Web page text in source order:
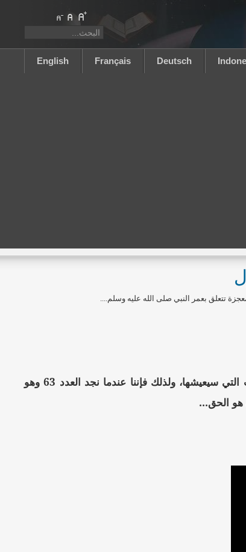
English Français Deutsch
تتعلق بعمر النبي صلى الله عليه وسلم....
عاش النبي صلى الله عليه وسلم 63 سنة، طبعاً لا يمكن لإنسان أن يتحكم بعدد السنوات التي سيعيشها، ولذلك فإننا عندما نجد العدد 63 وهو
هو الحق...